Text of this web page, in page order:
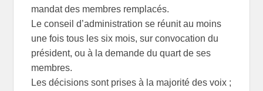
mandat des membres remplacés.
Le conseil d’administration se réunit au moins
une fois tous les six mois, sur convocation du
président, ou à la demande du quart de ses
membres.
Les décisions sont prises à la majorité des voix ;